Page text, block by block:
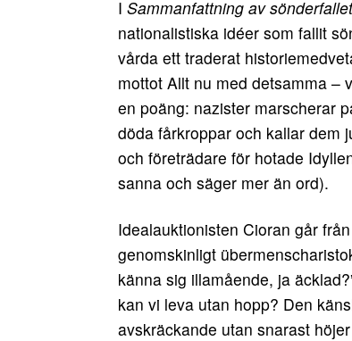
I Sammanfatt­ning av sönderfallet
nationalistiska idéer som fallit
vårda ett traderat
mottot Allt nu med detsamma –
en poäng: nazister marscherar
döda fårkroppar och kallar dem
och företrädare för hotade
sanna och säger mer än ord).
Idealauktionisten Cioran går
genomskinligt
känna sig illamående, ja
kan vi leva utan hopp? Den
avskräckande utan snarast